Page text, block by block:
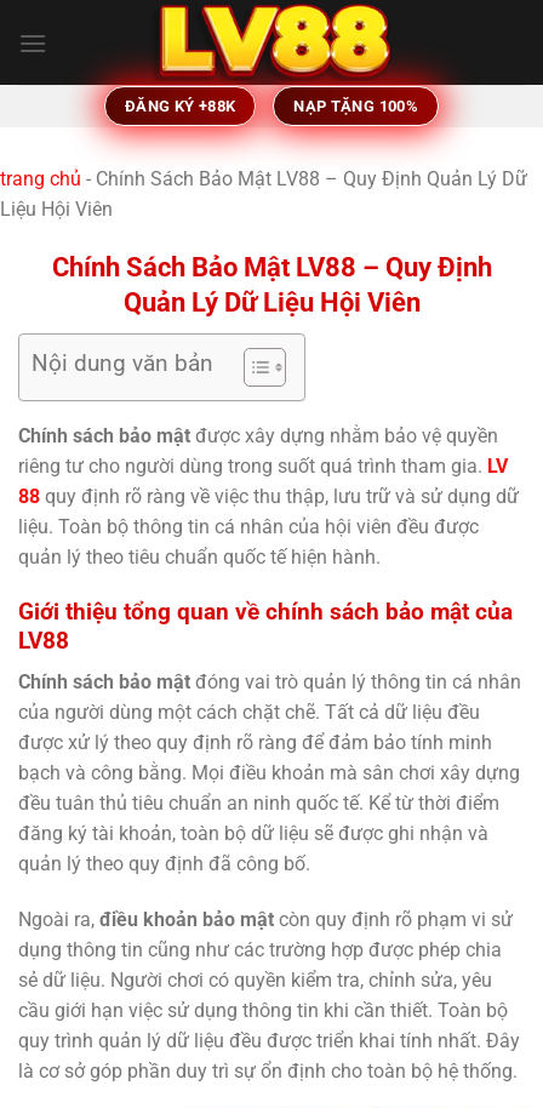
qua
ĐĂNG KÝ +88K NẠP TẶNG 100%
trang chủ - Chính Sách Bảo Mật LV88 – Quy Định Quản Lý Dữ
Liệu Hội Viên
Chính Sách Bảo Mật LV88 – Quy Định
Quản Lý Dữ Liệu Hội Viên
Nội dung văn bản
Chính sách bảo mật được xây dựng nhằm bảo vệ quyền
riêng tư cho người dùng trong suốt quá trình tham gia. LV
88 quy định rõ ràng về việc thu thập, lưu trữ và sử dụng dữ
liệu. Toàn bộ thông tin cá nhân của hội viên đều được
quản lý theo tiêu chuẩn quốc tế hiện hành.
Giới thiệu tổng quan về chính sách bảo mật của
LV88
Chính sách bảo mật đóng vai trò quản lý thông tin cá nhân
của người dùng một cách chặt chẽ. Tất cả dữ liệu đều
được xử lý theo quy định rõ ràng để đảm bảo tính minh
bạch và công bằng. Mọi điều khoản mà sân chơi xây dựng
đều tuân thủ tiêu chuẩn an ninh quốc tế. Kể từ thời điểm
đăng ký tài khoản, toàn bộ dữ liệu sẽ được ghi nhận và
quản lý theo quy định đã công bố.
Ngoài ra, điều khoản bảo mật còn quy định rõ phạm vi sử
dụng thông tin cũng như các trường hợp được phép chia
sẻ dữ liệu. Người chơi có quyền kiểm tra, chỉnh sửa, yêu
cầu giới hạn việc sử dụng thông tin khi cần thiết. Toàn bộ
quy trình quản lý dữ liệu đều được triển khai tính nhất. Đây
là cơ sở góp phần duy trì sự ổn định cho toàn bộ hệ thống.